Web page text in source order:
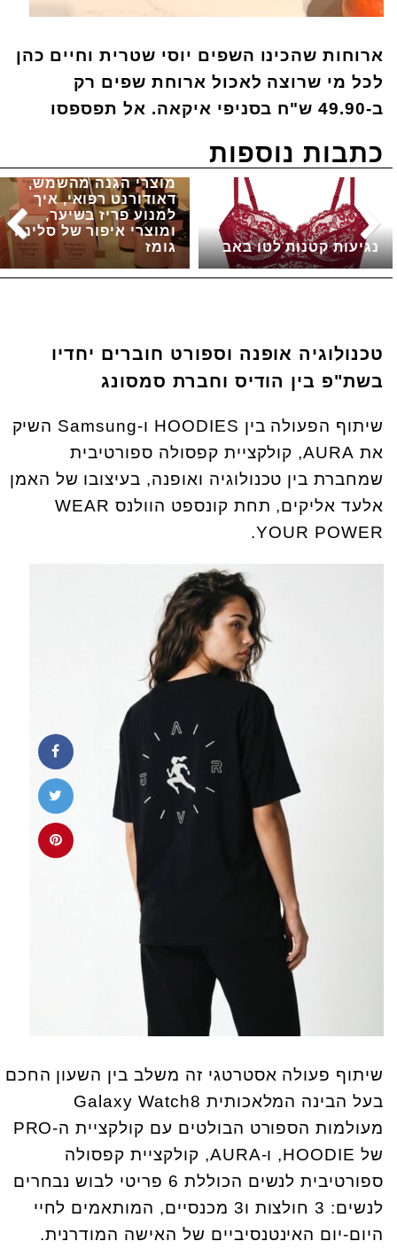
ארוחות שהכינו השפים יוסי שטרית וחיים כהן
לכל מי שרוצה לאכול ארוחת שפים רק
ב-49.90 ש"ח בסניפי איקאה. אל תפספסו
כתבות נוספות
מוצרי הגנה מהשמש,
דאודורנט רפואי, איך
למנוע פריז בשיער,
ומוצרי איפור של סלינה
גומז
נגיעות קטנות לטו באב
טכנולוגיה אופנה וספורט חוברים יחדיו
בשת"פ בין הודיס וחברת סמסונג
שיתוף הפעולה בין HOODIES ו-Samsung השיק
את AURA, קולקציית קפסולה ספורטיבית
שמחברת בין טכנולוגיה ואופנה, בעיצובו של האמן
אלעד אליקים, תחת קונספט הוולנס WEAR
YOUR POWER.
שיתוף פעולה אסטרטגי זה משלב בין השעון החכם
בעל הבינה המלאכותית Galaxy Watch8
מעולמות הספורט הבולטים עם קולקציית ה-PRO
של HOODIE, ו-AURA, קולקציית קפסולה
ספורטיבית לנשים הכוללת 6 פריטי לבוש נבחרים
לנשים: 3 חולצות ו3 מכנסיים, המותאמים לחיי
היום-יום האינטנסיביים של האישה המודרנית.